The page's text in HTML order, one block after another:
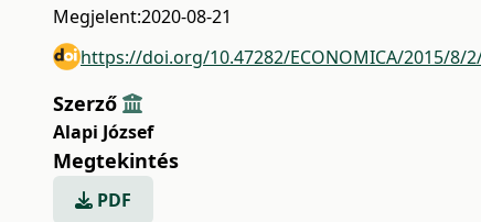
Megjelent:2020-08-21
https://doi.org/10.47282/ECONOMICA/2015/8/
Szerző
Alapi József
Megtekintés
PDF